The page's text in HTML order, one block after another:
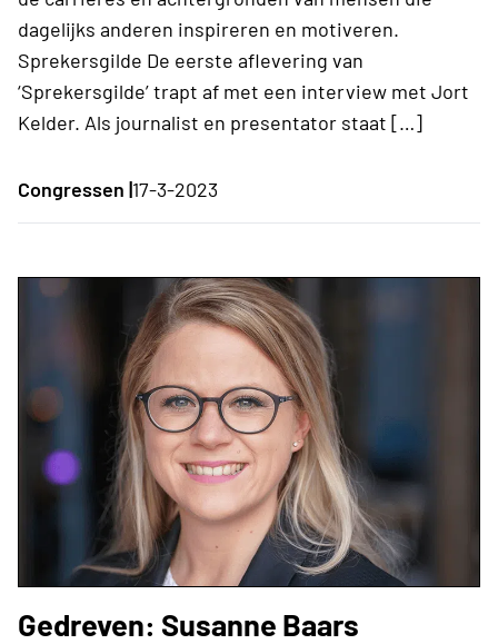
dagelijks anderen inspireren en motiveren.
Sprekersgilde De eerste aflevering van
‘Sprekersgilde’ trapt af met een interview met Jort
Kelder. Als journalist en presentator staat […]
Congressen |17-3-2023
Gedreven: Susanne Baars